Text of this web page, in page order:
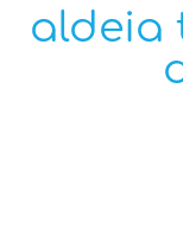
aldeia